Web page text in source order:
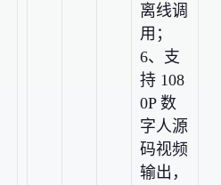
离线调
用；
6、支
持 108
0P 数
字人源
码视频
输出，